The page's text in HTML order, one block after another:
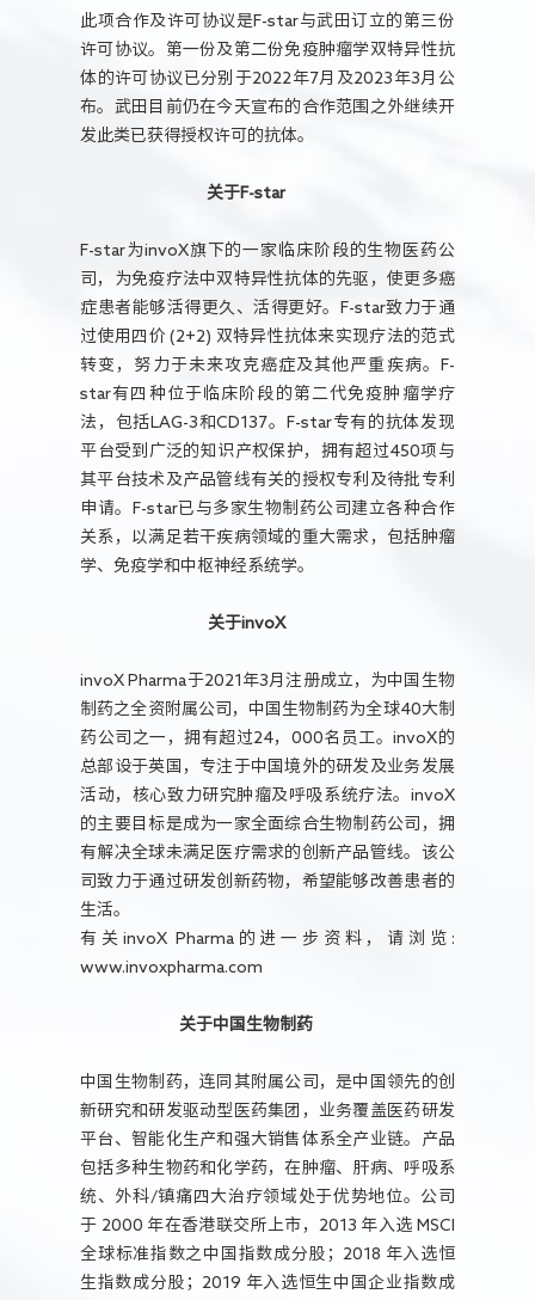
此项合作及许可协议是F-star与武田订立的第三份
许可协议。第一份及第二份免疫肿瘤学双特异性抗
体的许可协议已分别于2022年7月及2023年3月公
布。武田目前仍在今天宣布的合作范围之外继续开
发此类已获得授权许可的抗体。
关于F-star
F-star为invoX旗下的一家临床阶段的生物医药公
司，为免疫疗法中双特异性抗体的先驱，使更多癌
症患者能够活得更久、活得更好。F-star致力于通
过使用四价 (2+2) 双特异性抗体来实现疗法的范式
转变，努力于未来攻克癌症及其他严重疾病。F-
star有四种位于临床阶段的第二代免疫肿瘤学疗
法，包括LAG-3和CD137。F-star专有的抗体发现
平台受到广泛的知识产权保护，拥有超过450项与
其平台技术及产品管线有关的授权专利及待批专利
申请。F-star已与多家生物制药公司建立各种合作
关系，以满足若干疾病领域的重大需求，包括肿瘤
学、免疫学和中枢神经系统学。
关于invoX
invoX Pharma于2021年3月注册成立，为中国生物
制药之全资附属公司，中国生物制药为全球40大制
药公司之一，拥有超过24，000名员工。invoX的
总部设于英国，专注于中国境外的研发及业务发展
活动，核心致力研究肿瘤及呼吸系统疗法。invoX
的主要目标是成为一家全面综合生物制药公司，拥
有解决全球未满足医疗需求的创新产品管线。该公
司致力于通过研发创新药物，希望能够改善患者的
生活。
有关invoX Pharma的进一步资料，请浏览:
www.invoxpharma.com
关于中国生物制药
中国生物制药，连同其附属公司，是中国领先的创
新研究和研发驱动型医药集团，业务覆盖医药研发
平台、智能化生产和强大销售体系全产业链。产品
包括多种生物药和化学药，在肿瘤、肝病、呼吸系
统、外科/镇痛四大治疗领域处于优势地位。公司
于 2000 年在香港联交所上市，2013 年入选 MSCI
全球标准指数之中国指数成分股；2018 年入选恒
生指数成分股；2019 年入选恒生中国企业指数成